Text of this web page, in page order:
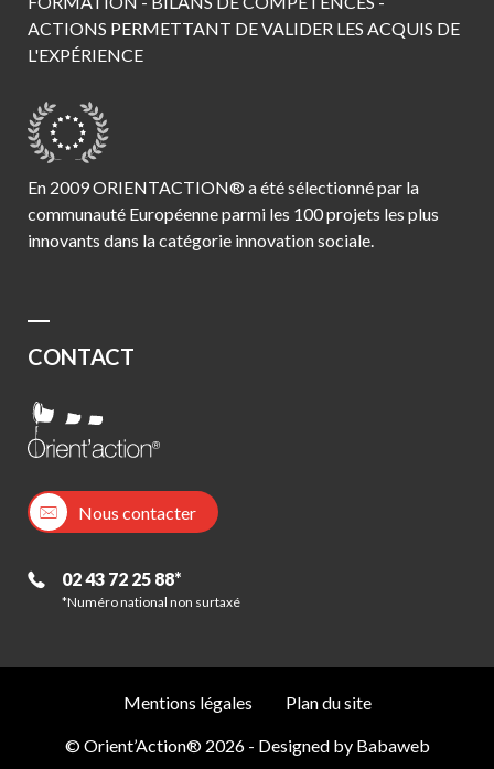
ACTIONS PERMETTANT DE VALIDER LES ACQUIS DE
L'EXPÉRIENCE
En 2009 ORIENTACTION® a été sélectionné par la
communauté Européenne parmi les 100 projets les plus
innovants dans la catégorie innovation sociale.
CONTACT
Nous contacter
02 43 72 25 88*
*Numéro national non surtaxé
© Orient’Action® 2026 - Designed by Babaweb
Mentions légales Plan du site